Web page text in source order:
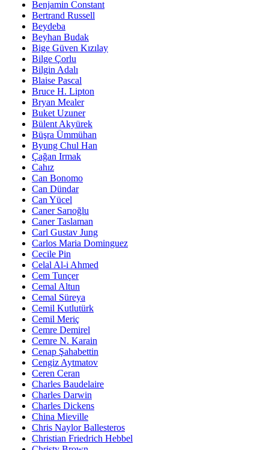
Benjamin Constant
Bertrand Russell
Beydeba
Beyhan Budak
Bige Güven Kızılay
Bilge Çorlu
Bilgin Adalı
Blaise Pascal
Bruce H. Lipton
Bryan Mealer
Buket Uzuner
Bülent Akyürek
Büşra Ümmühan
Byung Chul Han
Çağan Irmak
Cahız
Can Bonomo
Can Dündar
Can Yücel
Caner Sarıoğlu
Caner Taslaman
Carl Gustav Jung
Carlos Maria Dominguez
Cecile Pin
Celal Al-i Ahmed
Cem Tunçer
Cemal Altun
Cemal Süreya
Cemil Kutlutürk
Cemil Meriç
Cemre Demirel
Cemre N. Karain
Cenap Şahabettin
Cengiz Aytmatov
Ceren Ceran
Charles Baudelaire
Charles Darwin
Charles Dickens
China Mieville
Chris Naylor Ballesteros
Christian Friedrich Hebbel